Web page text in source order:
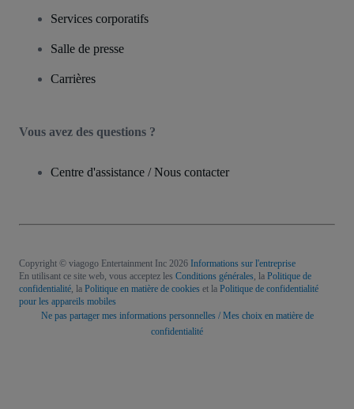
Services corporatifs
Salle de presse
Carrières
Vous avez des questions ?
Centre d'assistance / Nous contacter
Copyright © viagogo Entertainment Inc 2026 Informations sur l'entreprise
En utilisant ce site web, vous acceptez les Conditions générales, la Politique de
confidentialité, la Politique en matière de cookies et la Politique de confidentialité
pour les appareils mobiles
Ne pas partager mes informations personnelles / Mes choix en matière de
confidentialité